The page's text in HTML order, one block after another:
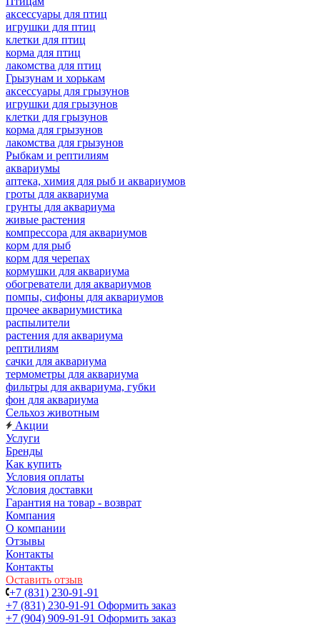
аксессуары для птиц
игрушки для птиц
клетки для птиц
корма для птиц
лакомства для птиц
Грызунам и хорькам
аксессуары для грызунов
игрушки для грызунов
клетки для грызунов
корма для грызунов
лакомства для грызунов
Рыбкам и рептилиям
аквариумы
аптека, химия для рыб и аквариумов
гроты для аквариума
грунты для аквариума
живые растения
компрессора для аквариумов
корм для рыб
корм для черепах
кормушки для аквариума
обогреватели для аквариумов
помпы, сифоны для аквариумов
прочее аквариумистика
распылители
растения для аквариума
рептилиям
сачки для аквариума
термометры для аквариума
фильтры для аквариума, губки
фон для аквариума
Сельхоз животным
Акции
Услуги
Бренды
Как купить
Условия оплаты
Условия доставки
Гарантия на товар - возврат
Компания
О компании
Отзывы
Контакты
Контакты
Оставить отзыв
+7 (831) 230-91-91
+7 (831) 230-91-91 Оформить заказ
+7 (904) 909-91-91 Оформить заказ